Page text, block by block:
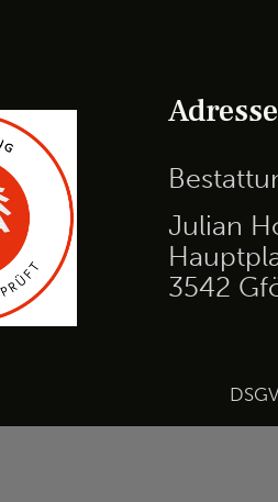
Adresse
Julian
3542